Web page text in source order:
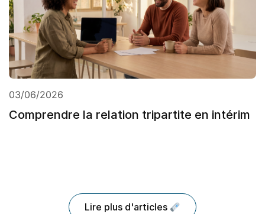
03/06/2026
Comprendre la relation tripartite en intérim
Lire plus d'articles